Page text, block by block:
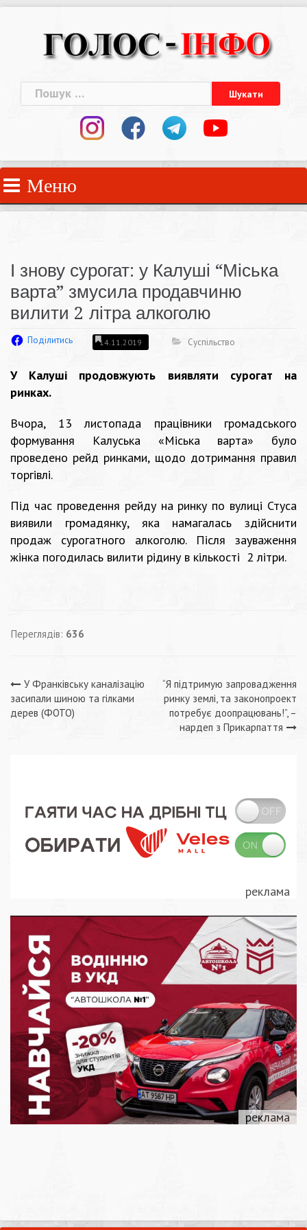
Пошук:
Меню
І знову сурогат: у Калуші “Міська
варта” змусила продавчиню
вилити 2 літра алкоголю
Поділитись 14.11.2019 Суспільство
У Калуші продовжують виявляти сурогат на
ринках.
Вчора, 13 листопада працівники громадського
формування Калуська «Міська варта» було
проведено рейд ринками, щодо дотримання правил
торгівлі.
Під час проведення рейду на ринку по вулиці Стуса
виявили громадянку, яка намагалась здійснити
продаж сурогатного алкоголю. Після зауваження
жінка погодилась вилити рідину в кількості 2 літри.
Переглядів: 636
Навігація
записів
У Франківську каналізацію
засипали шиною та гілками
дерев (ФОТО)
“Я підтримую запровадження
ринку землі, та законопроект
потребує доопрацювань!”, –
нардеп з Прикарпаття